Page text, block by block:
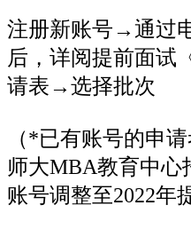
注册新账号→通过
后，详阅提前面试
请表→选择批次
（*已有账号的申
师大MBA教育中心
账号调整至2022年